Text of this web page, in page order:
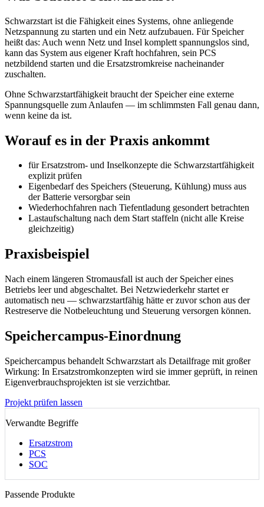
Schwarzstart ist die Fähigkeit eines Systems, ohne anliegende
Netzspannung zu starten und ein Netz aufzubauen. Für Speicher
heißt das: Auch wenn Netz und Insel komplett spannungslos sind,
kann das System aus eigener Kraft hochfahren, sein PCS
netzbildend starten und die Ersatzstromkreise nacheinander
zuschalten.
Ohne Schwarzstartfähigkeit braucht der Speicher eine externe
Spannungsquelle zum Anlaufen — im schlimmsten Fall genau dann,
wenn keine da ist.
Worauf es in der Praxis ankommt
für Ersatzstrom- und Inselkonzepte die Schwarzstartfähigkeit
explizit prüfen
Eigenbedarf des Speichers (Steuerung, Kühlung) muss aus
der Batterie versorgbar sein
Wiederhochfahren nach Tiefentladung gesondert betrachten
Lastaufschaltung nach dem Start staffeln (nicht alle Kreise
gleichzeitig)
Praxisbeispiel
Nach einem längeren Stromausfall ist auch der Speicher eines
Betriebs leer und abgeschaltet. Bei Netzwiederkehr startet er
automatisch neu — schwarzstartfähig hätte er zuvor schon aus der
Restreserve die Notbeleuchtung und Steuerung versorgen können.
Speichercampus-Einordnung
Speichercampus behandelt Schwarzstart als Detailfrage mit großer
Wirkung: In Ersatzstromkonzepten wird sie immer geprüft, in reinen
Eigenverbrauchsprojekten ist sie verzichtbar.
Projekt prüfen lassen
Verwandte Begriffe
Ersatzstrom
PCS
SOC
Passende Produkte